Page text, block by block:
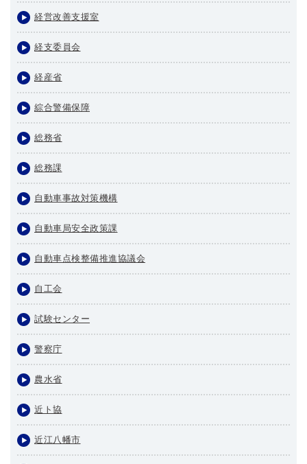
経営改善支援室
経支委員会
経産省
綜合警備保障
総務省
総務課
自動車事故対策機構
自動車局安全政策課
自動車点検整備推進協議会
自工会
試験センター
警察庁
農水省
近ト協
近江八幡市